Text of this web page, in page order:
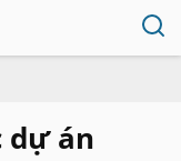
dự án